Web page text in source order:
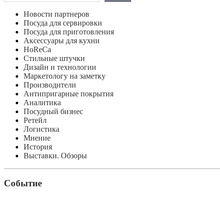
Новости партнеров
Посуда для сервировки
Посуда для приготовления
Аксессуары для кухни
HoReCa
Стильные штучки
Дизайн и технологии
Маркетологу на заметку
Производители
Антипригарные покрытия
Аналитика
Посудный бизнес
Ретейл
Логистика
Мнение
История
Выставки. Обзоры
Событие